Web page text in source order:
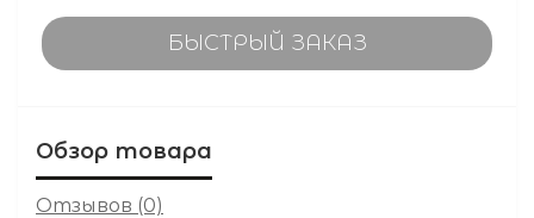
БЫСТРЫЙ ЗАКАЗ
Обзор товара
Отзывов (0)